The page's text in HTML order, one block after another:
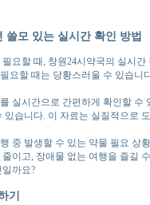
쓸모 있는 실시간 확인 방법
요할 때, 창원24시약국의 실시
요할 때는 당황스러울 수 있습
실시간으로 간편하게 확인할
습니다. 이 자료는 실질적으로
중 발생할 수 있는 약물 필요 상
이고, 장애물 없는 여행을 즐길
까요?
기